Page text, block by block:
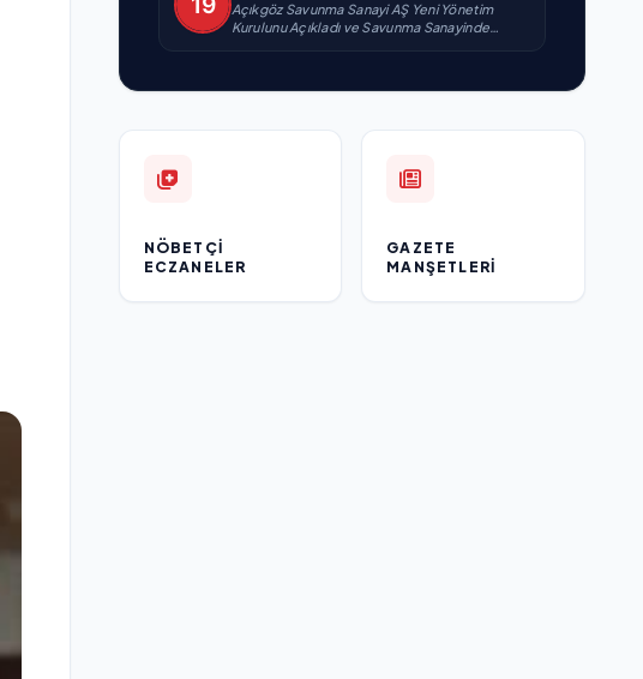
Açıkgöz Savunma Sanayi AŞ Yeni Yönetim
Kurulunu Açıkladı ve Savunma Sanayinde
NÖBETÇI
ECZANELER
GAZETE
MANŞETLERI